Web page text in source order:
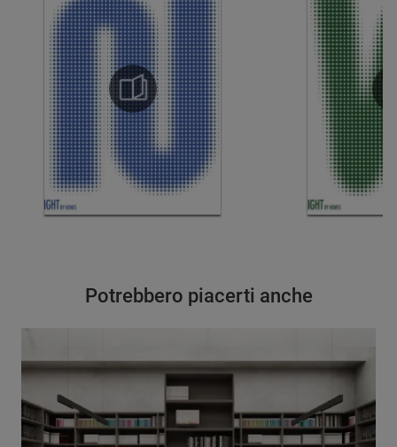
Potrebbero piacerti anche